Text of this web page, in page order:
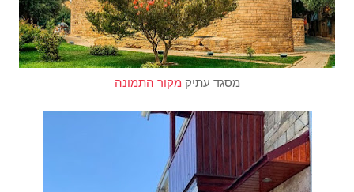
מסגד עתיק מקור התמונה